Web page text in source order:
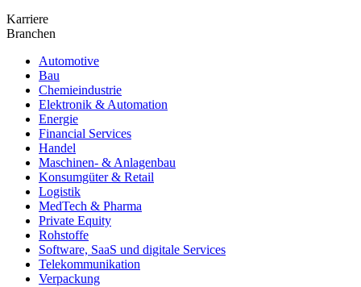
Karriere
Branchen
Automotive
Bau
Chemieindustrie
Elektronik & Automation
Energie
Financial Services
Handel
Maschinen- & Anlagenbau
Konsumgüter & Retail
Logistik
MedTech & Pharma
Private Equity
Rohstoffe
Software, SaaS und digitale Services
Telekommunikation
Verpackung